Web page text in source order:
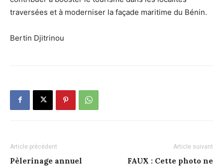
traversées et à moderniser la façade maritime du Bénin.
Bertin Djitrinou
Article précédent
Pèlerinage annuel
Article suivant
FAUX : Cette photo ne